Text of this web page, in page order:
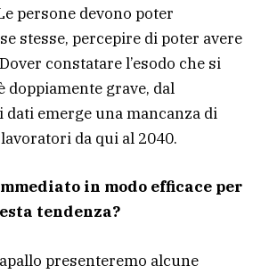
persone devono poter
stesse, percepire di poter avere
constatare l’esodo che si
doppiamente grave, dal
dati emerge una mancanza di
da qui al 2040.
in modo efficace per
tendenza?
presenteremo alcune